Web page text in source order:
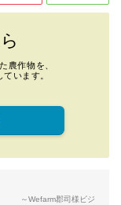
農作物を、
います。
郡司様ビジ